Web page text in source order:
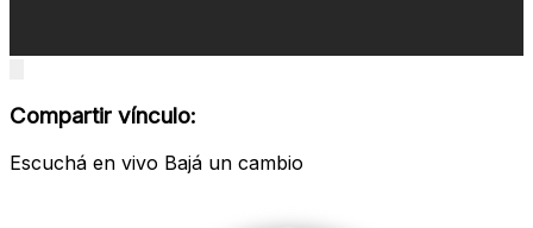
modal
Compartir vínculo:
Escuchá en vivo Bajá un cambio